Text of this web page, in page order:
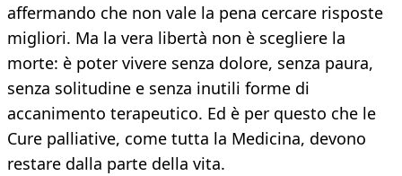
affermando che non vale la pena cercare risposte
migliori. Ma la vera libertà non è scegliere la
morte: è poter vivere senza dolore, senza paura,
senza solitudine e senza inutili forme di
accanimento terapeutico. Ed è per questo che le
Cure palliative, come tutta la Medicina, devono
restare dalla parte della vita.